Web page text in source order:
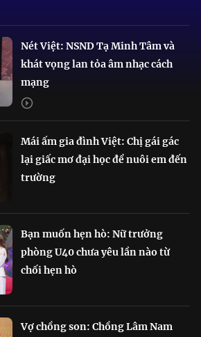
Nét Việt: NSND Tạ Minh Tâm và
khát vọng lan tỏa âm nhạc cách
mạng
Mái ấm gia đình Việt: Chị gái gác
lại giấc mơ đại học để nuôi em đến
trường
Bạn muốn hẹn hò: Nữ trưởng
phòng U40 chưa yêu lần nào từ
chối hẹn hò
Vợ chồng son: Chồng Lâm Nam